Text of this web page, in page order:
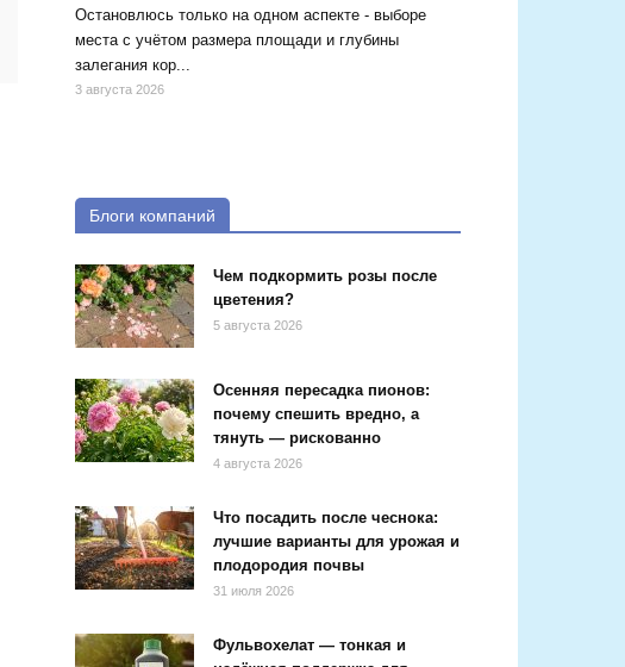
Остановлюсь только на одном аспекте - выборе
места с учётом размера площади и глубины
залегания кор...
3 августа 2026
Блоги компаний
Чем подкормить розы после
цветения?
5 августа 2026
Осенняя пересадка пионов:
почему спешить вредно, а
тянуть — рискованно
4 августа 2026
Что посадить после чеснока:
лучшие варианты для урожая и
плодородия почвы
31 июля 2026
Фульвохелат — тонкая и